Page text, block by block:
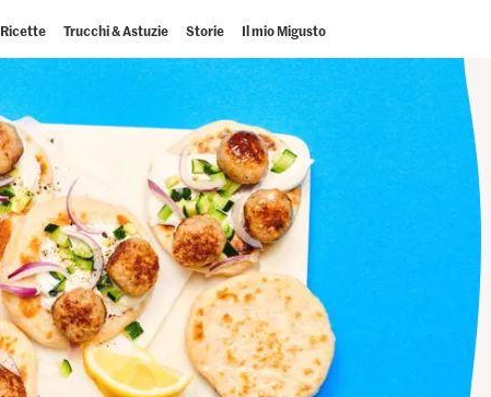
Ricette Trucchi & Astuzie Storie Il mio Migusto